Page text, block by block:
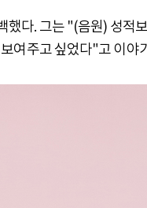
했다. 그는 "(음원) 성적
여주고 싶었다"고 이야